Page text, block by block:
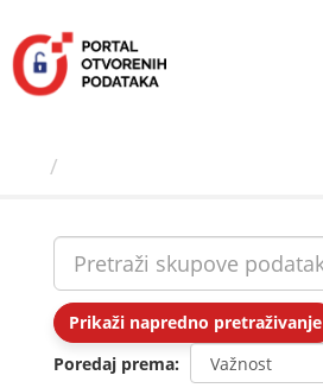
sadržaj
Prikaži napredno pretraživanje
Poredaj prema